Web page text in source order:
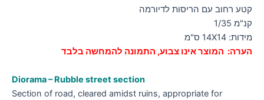
קטע רחוב עם הריסות לדיורמה
קנ"מ 1/35
מידות: 14X14 ס"מ
הערה: המוצר אינו צבוע, התמונה להמחשה בלבד
Diorama – Rubble street section
Section of road, cleared amidst ruins, appropriate for